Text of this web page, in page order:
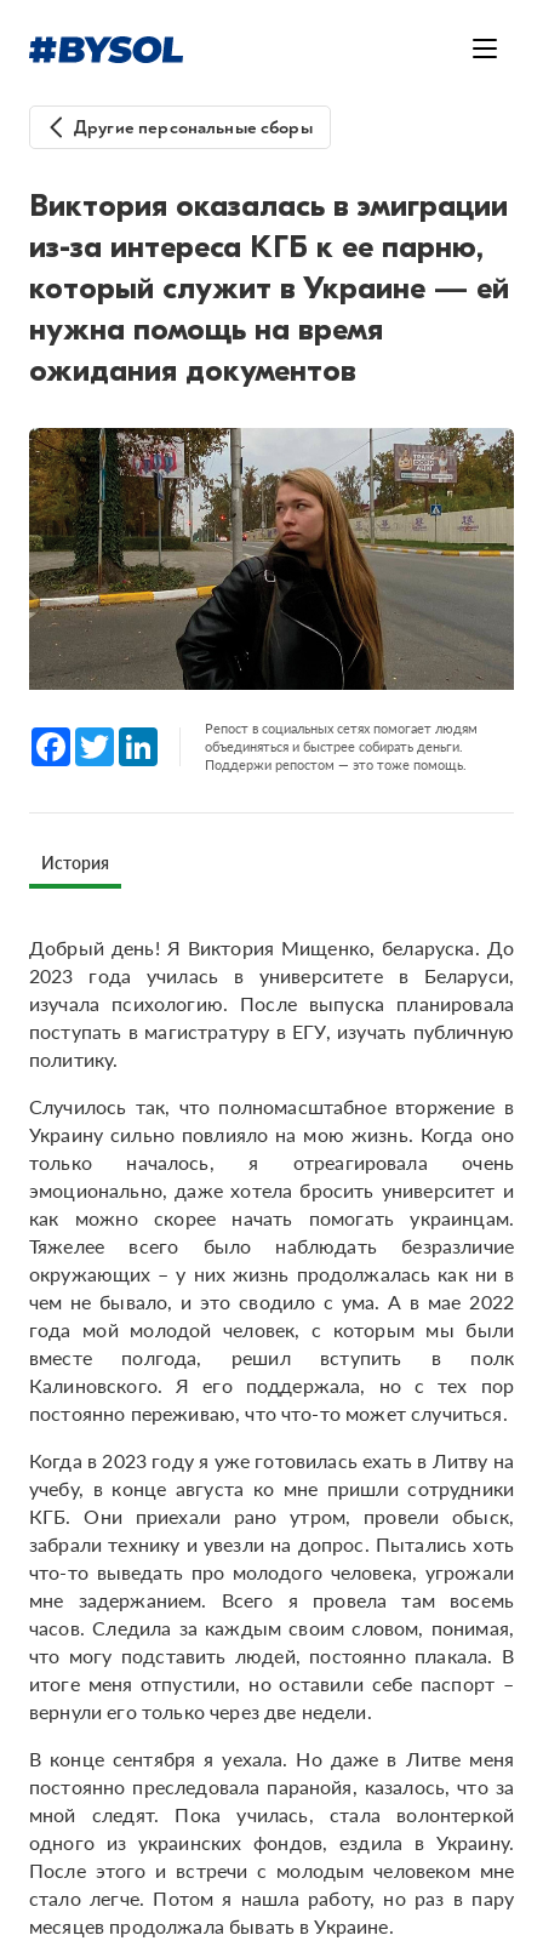
Другие персональные сборы
Виктория оказалась в эмиграции
из-за интереса КГБ к ее парню,
который служит в Украине — ей
нужна помощь на время
ожидания документов
Facebook
Twitter LinkedInРепост в социальных сетях помогает людям
объединяться и быстрее собирать деньги.
Поддержи репостом — это тоже помощь.
История
Добрый день! Я Виктория Мищенко, беларуска. До
2023 года училась в университете в Беларуси,
изучала психологию. После выпуска планировала
поступать в магистратуру в ЕГУ, изучать публичную
политику.
Случилось так, что полномасштабное вторжение в
Украину сильно повлияло на мою жизнь. Когда оно
только началось, я отреагировала очень
эмоционально, даже хотела бросить университет и
как можно скорее начать помогать украинцам.
Тяжелее всего было наблюдать безразличие
окружающих – у них жизнь продолжалась как ни в
чем не бывало, и это сводило с ума. А в мае 2022
года мой молодой человек, с которым мы были
вместе полгода, решил вступить в полк
Калиновского. Я его поддержала, но с тех пор
постоянно переживаю, что что-то может случиться.
Когда в 2023 году я уже готовилась ехать в Литву на
учебу, в конце августа ко мне пришли сотрудники
КГБ. Они приехали рано утром, провели обыск,
забрали технику и увезли на допрос. Пытались хоть
что-то выведать про молодого человека, угрожали
мне задержанием. Всего я провела там восемь
часов. Следила за каждым своим словом, понимая,
что могу подставить людей, постоянно плакала. В
итоге меня отпустили, но оставили себе паспорт –
вернули его только через две недели.
В конце сентября я уехала. Но даже в Литве меня
постоянно преследовала паранойя, казалось, что за
мной следят. Пока училась, стала волонтеркой
одного из украинских фондов, ездила в Украину.
После этого и встречи с молодым человеком мне
стало легче. Потом я нашла работу, но раз в пару
месяцев продолжала бывать в Украине.